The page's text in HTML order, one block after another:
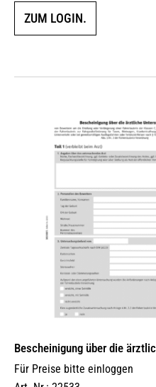
ZUM LOGIN.
Bescheinigung über die
Für Preise bitte einloggen